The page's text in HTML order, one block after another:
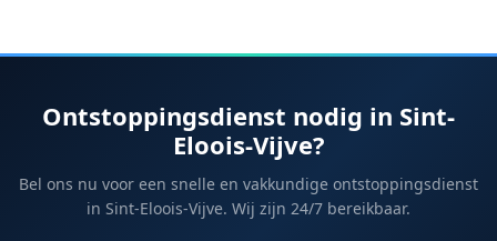
Ontstoppingsdienst nodig in Sint-
Eloois-Vijve?
Bel ons nu voor een snelle en vakkundige ontstoppingsdienst
in Sint-Eloois-Vijve. Wij zijn 24/7 bereikbaar.